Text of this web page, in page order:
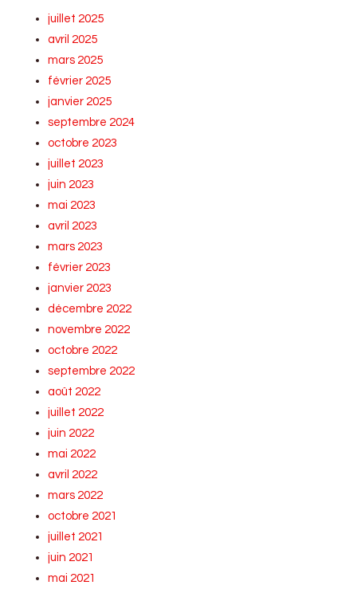
juillet 2025
avril 2025
mars 2025
février 2025
janvier 2025
septembre 2024
octobre 2023
juillet 2023
juin 2023
mai 2023
avril 2023
mars 2023
février 2023
janvier 2023
décembre 2022
novembre 2022
octobre 2022
septembre 2022
août 2022
juillet 2022
juin 2022
mai 2022
avril 2022
mars 2022
octobre 2021
juillet 2021
juin 2021
mai 2021